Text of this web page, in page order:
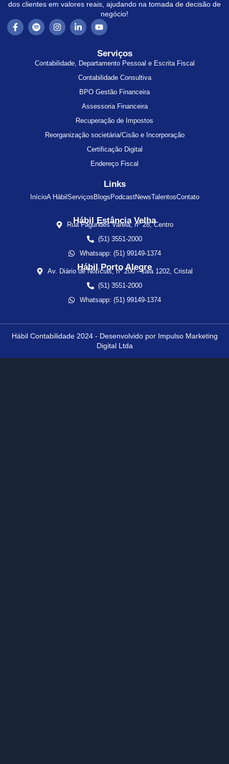
dos clientes em valores reais, ajudando na tomada de decisão de
negócio!
Serviços
Contabilidade, Departamento Pessoal e Escrita Fiscal
Contabilidade Consultiva
BPO Gestão Financeira
Assessoria Financeira
Recuperação de Impostos
Reorganização societária/Cisão e Incorporação
Certificação Digital
Endereço Fiscal
Links
InícioA Hábil Serviços Blogs PodcastNewsTalentosContato
Hábil Estância Velha
Rua Fagundes Varela, nº 28, Centro
(51) 3551-2000
Whatsapp: (51) 99149-1374
Hábil Porto Alegre
Av. Diário de Notícias, nº 200 - sala 1202, Cristal
(51) 3551-2000
Whatsapp: (51) 99149-1374
Hábil Contabilidade 2024 - Desenvolvido por Impulso Marketing
Digital Ltda